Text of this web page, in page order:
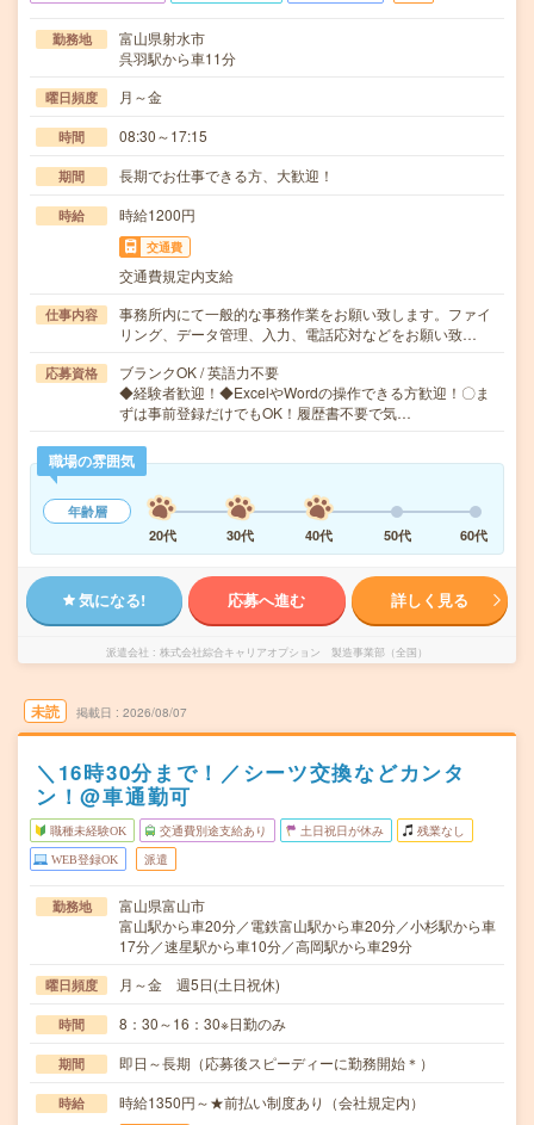
勤務地
富山県射水市
呉羽駅から車11分
曜日頻度 月～金
時間 08:30～17:15
期間 長期でお仕事できる方、大歓迎！
時給 時給1200円
交通費
交通費規定内支給
仕事内容
事務所内にて一般的な事務作業をお願い致します。ファイ
リング、データ管理、入力、電話応対などをお願い致…
応募資格
ブランクOK / 英語力不要
◆経験者歓迎！◆ExcelやWordの操作できる方歓迎！〇ま
ずは事前登録だけでもOK！履歴書不要で気…
職場の雰囲気
年齢層
20代
30代 40代 50代 60代
気になる! 応募へ進む 詳しく見る
派遣会社 株式会社綜合キャリアオプション 製造事業部（全国）
未読 掲載日 2026/08/07
＼16時30分まで！／シーツ交換などカンタ
ン！@車通勤可
職種未経験OK 交通費別途支給あり 土日祝日が休み 残業なし
WEB登録OK 派遣
勤務地
富山県富山市
富山駅から車20分／電鉄富山駅から車20分／小杉駅から車
17分／速星駅から車10分／高岡駅から車29分
曜日頻度 月～金 週5日(土日祝休)
時間 8：30～16：30※日勤のみ
期間 即日～長期（応募後スピーディーに勤務開始＊）
時給 時給1350円～★前払い制度あり（会社規定内）